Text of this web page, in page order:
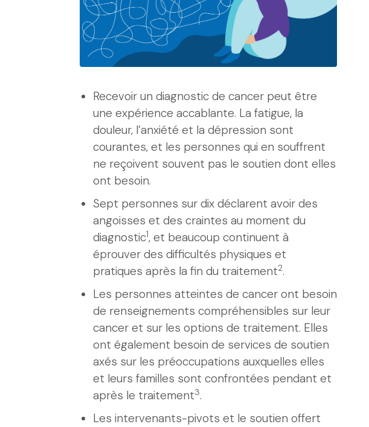
Recevoir un diagnostic de cancer peut être
une expérience accablante. La fatigue, la
douleur, l’anxiété et la dépression sont
courantes, et les personnes qui en souffrent
ne reçoivent souvent pas le soutien dont elles
ont besoin.
Sept personnes sur dix déclarent avoir des
angoisses et des craintes au moment du
diagnostic1, et beaucoup continuent à
éprouver des difficultés physiques et
pratiques après la fin du traitement2.
Les personnes atteintes de cancer ont besoin
de renseignements compréhensibles sur leur
cancer et sur les options de traitement. Elles
ont également besoin de services de soutien
axés sur les préoccupations auxquelles elles
et leurs familles sont confrontées pendant et
après le traitement3.
Les intervenants-pivots et le soutien offert